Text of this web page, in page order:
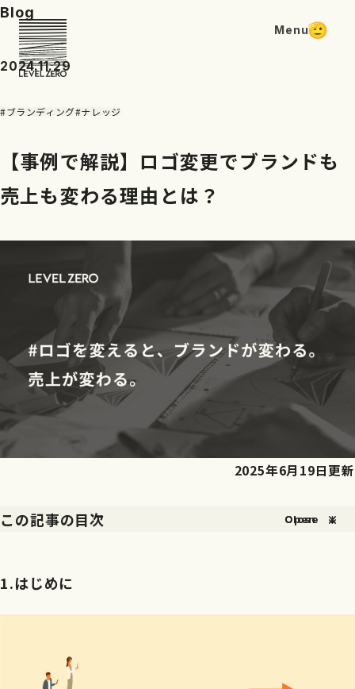
Menu
Blog
【事例で解説】ロゴ変更でブランドも
売上も変わる理由とは？
2024.11.29
#ブランディング#ナレッジ
2025年6月19日更新
この記事の目次 Open
Close
3.ロゴ変更の成功プロセス
3-1.ロゴ変更のタイミング
4.成功・失敗事例から学ぶ
4-1.成功事例：ロゴ変更がもたらしたブランド強化と売上向上
1.はじめに